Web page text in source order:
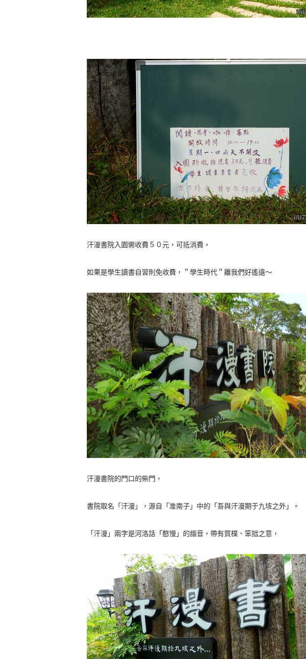
汗漫書院入園需收費５０元，可抵消費，
如果是學生讀書自習則免收費，＂學生時代＂離我們好遙遠～
汗漫書院的門口的柴門，
書院取名「汗漫」，源自「准南子」中的「吾與汗漫期于九垓之外」。
「汗漫」兩字是河洛話「憨慢」的諧音，帶有質樸、笨拙之意，